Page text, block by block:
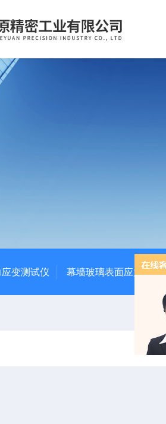
变测试仪 幕墙玻璃表面应力仪